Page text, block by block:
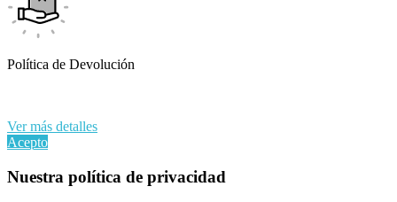
Política de Devolución
Ver más detalles
Acepto
Nuestra política de privacidad